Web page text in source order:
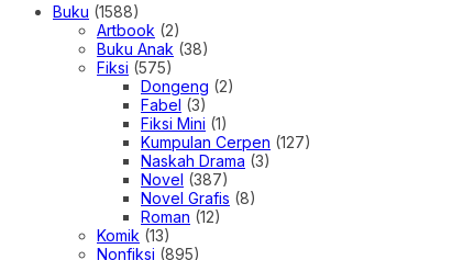
Buku (1588)
Artbook (2)
Buku Anak (38)
Fiksi (575)
Dongeng (2)
Fabel (3)
Fiksi Mini (1)
Kumpulan Cerpen (127)
Naskah Drama (3)
Novel (387)
Novel Grafis (8)
Roman (12)
Komik (13)
Nonfiksi (895)